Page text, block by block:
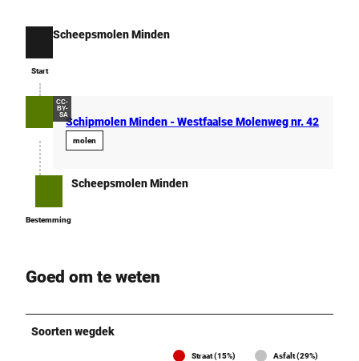
Start
Scheepsmolen Minden
CC-
BY-
SA
Schipmolen Minden - Westfaalse Molenweg nr. 42
molen
Bestemming
Scheepsmolen Minden
Goed om te weten
Soorten wegdek
Straat (15%) Asfalt (29%)